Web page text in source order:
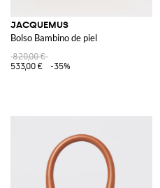
JACQUEMUS
Bolso Bambino de piel
820,00 €
533,00 €
-35%